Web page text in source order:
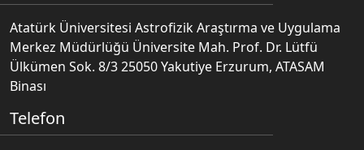
Atatürk Üniversitesi Astrofizik Araştırma ve Uygulama
Merkez Müdürlüğü Üniversite Mah. Prof. Dr. Lütfü
Ülkümen Sok. 8/3 25050 Yakutiye Erzurum, ATASAM
Binası
Telefon